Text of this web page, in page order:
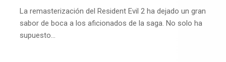
La remasterización del Resident Evil 2 ha dejado un gran
sabor de boca a los aficionados de la saga. No solo ha
supuesto…